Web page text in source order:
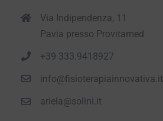
Via Indipendenza, 11
Pavia presso Provitamed
+39 333.9418927
info@fisioterapiainnovativa.it
ariela@solini.it